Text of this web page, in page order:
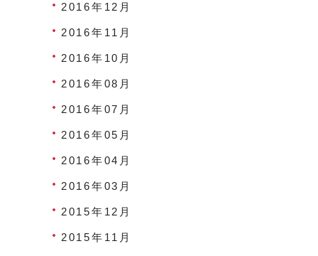
2016年12月
2016年11月
2016年10月
2016年08月
2016年07月
2016年05月
2016年04月
2016年03月
2015年12月
2015年11月